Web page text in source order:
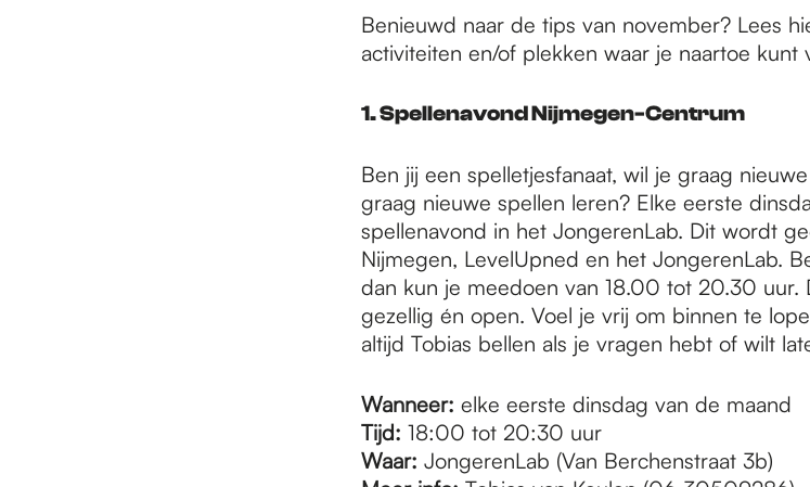
Benieuwd naar de tips van november? Lees
activiteiten en/of plekken waar je naartoe kunt
1. Spellenavond Nijmegen-Centrum
Ben jij een spelletjesfanaat, wil je graag
graag nieuwe spellen leren? Elke eerste
spellenavond in het JongerenLab. Dit wordt
Nijmegen, LevelUpned en het JongerenLab.
dan kun je meedoen van 18.00 tot 20.30 uur.
gezellig én open. Voel je vrij om binnen te
altijd Tobias bellen als je vragen hebt of wilt
Wanneer: elke eerste dinsdag van de maand
Tijd: 18:00 tot 20:30 uur
Waar: JongerenLab (Van Berchenstraat 3b)